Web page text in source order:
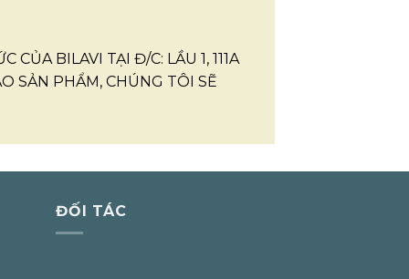
BILAVI TẠI Đ/C: LẦU 1, 111A
SẢN PHẨM, CHÚNG TÔI SẼ
ĐỐI TÁC